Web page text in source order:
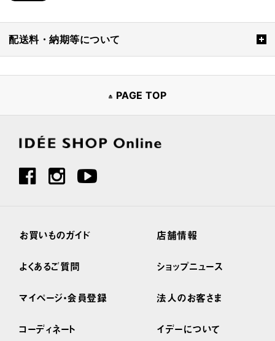
配送料・納期等について
PAGE TOP
お買いものガイド
よくあるご質問
マイページ・会員登録
コーディネート
店舗情報
ショップニュース
法人のお客さま
イデーについて